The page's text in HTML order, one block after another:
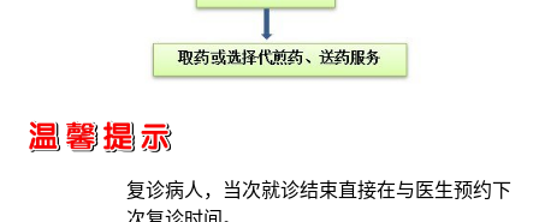
复诊病人，当次就诊结束直接在与医生预约下